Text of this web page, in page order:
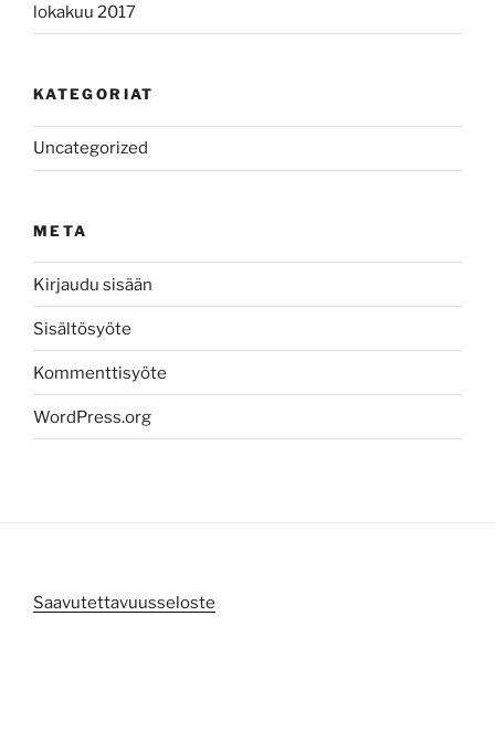
lokakuu 2017
KATEGORIAT
Uncategorized
META
Kirjaudu sisään
Sisältösyöte
Kommenttisyöte
WordPress.org
Saavutettavuusseloste